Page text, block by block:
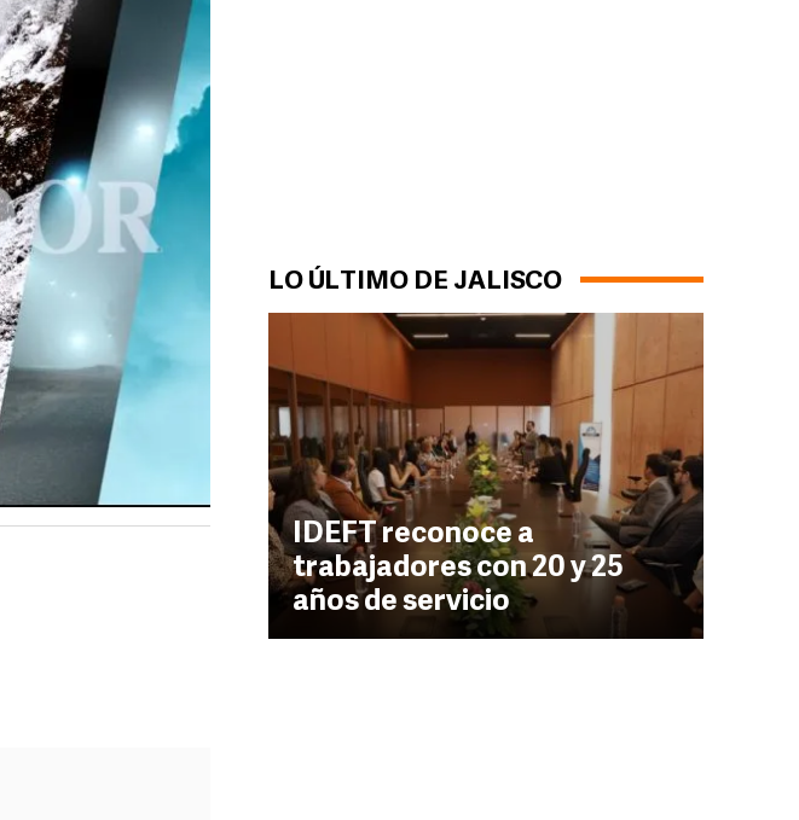
LO ÚLTIMO DE JALISCO
IDEFT reconoce a
trabajadores con 20 y 25
años de servicio